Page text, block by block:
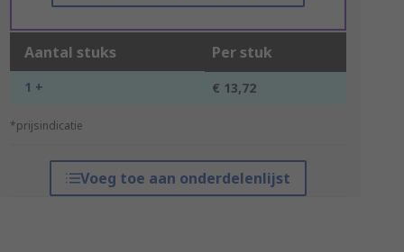
Aantal stuks Per stuk
1 + € 13,72
*prijsindicatie
Voeg toe aan onderdelenlijst